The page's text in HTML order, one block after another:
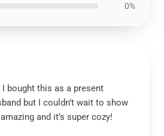
0%
bought this as a present
but I couldn’t wait to show
and it’s super cozy!